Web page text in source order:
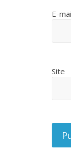
E-
Site